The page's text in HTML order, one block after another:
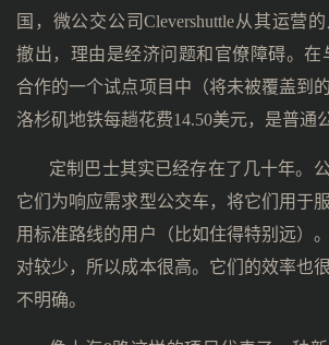
国，微公交公司Clevershuttle从其运营
撤出，理由是经济问题和官僚障碍。在
合作的一个试点项目中（将未被覆盖到
洛杉矶地铁每趟花费14.50美元，是普通
定制巴士其实已经存在了几十年。
它们为响应需求型公交车，将它们用于
用标准路线的用户（比如住得特别远）
对较少，所以成本很高。它们的效率也
不明确。